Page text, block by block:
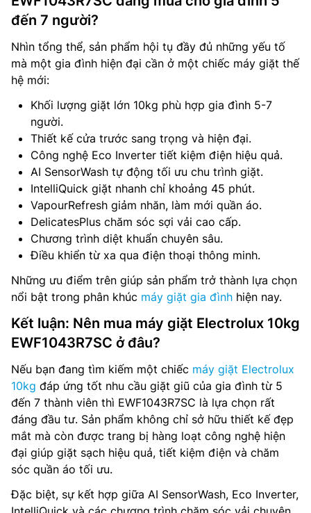
đến 7 người?
Nhìn tổng thể, sản phẩm hội tụ đầy đủ những yếu tố
mà một gia đình hiện đại cần ở một chiếc máy giặt thế
hệ mới:
Khối lượng giặt lớn 10kg phù hợp gia đình 5-7
người.
Thiết kế cửa trước sang trọng và hiện đại.
Công nghệ Eco Inverter tiết kiệm điện hiệu quả.
AI SensorWash tự động tối ưu chu trình giặt.
IntelliQuick giặt nhanh chỉ khoảng 45 phút.
VapourRefresh giảm nhăn, làm mới quần áo.
DelicatesPlus chăm sóc sợi vải cao cấp.
Chương trình diệt khuẩn chuyên sâu.
Điều khiển từ xa qua điện thoại thông minh.
Những ưu điểm trên giúp sản phẩm trở thành lựa chọn
nổi bật trong phân khúc máy giặt gia đình hiện nay.
Kết luận: Nên mua máy giặt Electrolux 10kg
EWF1043R7SC ở đâu?
Nếu bạn đang tìm kiếm một chiếc máy giặt Electrolux
10kg đáp ứng tốt nhu cầu giặt giũ của gia đình từ 5
đến 7 thành viên thì EWF1043R7SC là lựa chọn rất
đáng đầu tư. Sản phẩm không chỉ sở hữu thiết kế đẹp
mắt mà còn được trang bị hàng loạt công nghệ hiện
đại giúp giặt sạch hiệu quả, tiết kiệm điện và chăm
sóc quần áo tối ưu.
Đặc biệt, sự kết hợp giữa AI SensorWash, Eco Inverter,